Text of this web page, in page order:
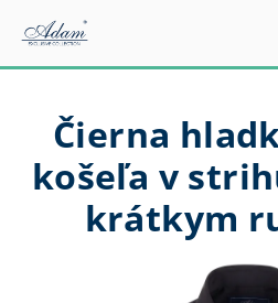
obsah
Čierna
košeľa v
krátkym